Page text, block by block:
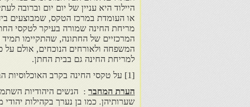
היילוד היא עניין של יום יום וברובה
או העומדת במרכז הטקס, שמבוצעים
מריחת החינה שמורה בעיקר לטקסי
המרכזיים של החתונה, שהתקיימו
המשפחה ולאורחים הנוכחים, אולם על
למריחת החינה גם בבית החתן.
[1] על טקסי החינה בקרב האוכלוסיות הברבריות והמוסלמיות במרוקו ראו וסטרמרק,
הערת המחבר : הנשים היהודיות
שערותיהן. כמו בן נערך בקהילות